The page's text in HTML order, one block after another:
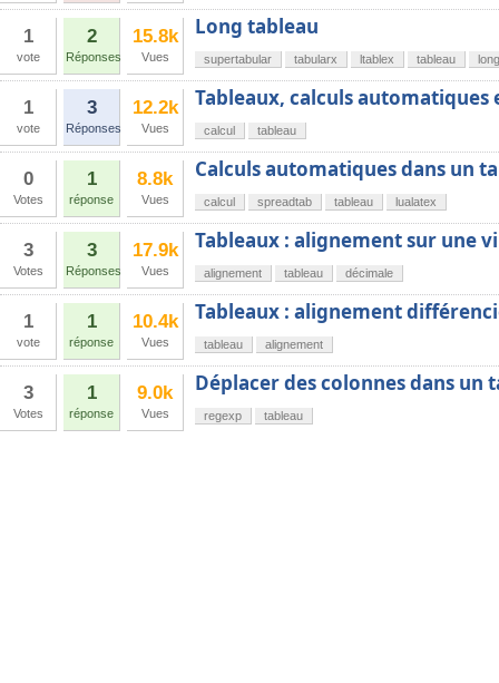
1
vote
2
Réponses
15.8k
Vues
Long tableau
supertabular tabularx ltablex tableau
1
vote
3
Réponses
12.2k
Vues
Tableaux, calculs
calcul tableau
0
Votes
1
réponse
8.8k
Vues
Calculs automatiques dans un
calcul spreadtab tableau lualatex
3
Votes
3
Réponses
17.9k
Vues
Tableaux : alignement sur une
alignement tableau décimale
1
vote
1
réponse
10.4k
Vues
Tableaux : alignement
tableau alignement
3
Votes
1
réponse
9.0k
Vues
Déplacer des colonnes dans un
regexp tableau